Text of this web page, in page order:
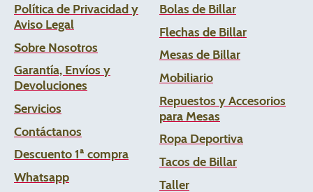
Política de Privacidad y
Aviso Legal
Sobre Nosotros
Garantía, Envíos y
Devoluciones
Servicios
Contáctanos
Descuento 1ª compra
Whatsapp
Bolas de Billar
Flechas de Billar
Mesas de Billar
Mobiliario
Repuestos y Accesorios
para Mesas
Ropa Deportiva
Tacos de Billar
Taller